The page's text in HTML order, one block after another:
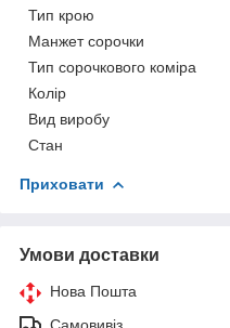
Тип крою
Манжет сорочки
Тип сорочкового коміра
Колір
Вид виробу
Стан
Приховати
Умови доставки
Нова Пошта
Самовивіз